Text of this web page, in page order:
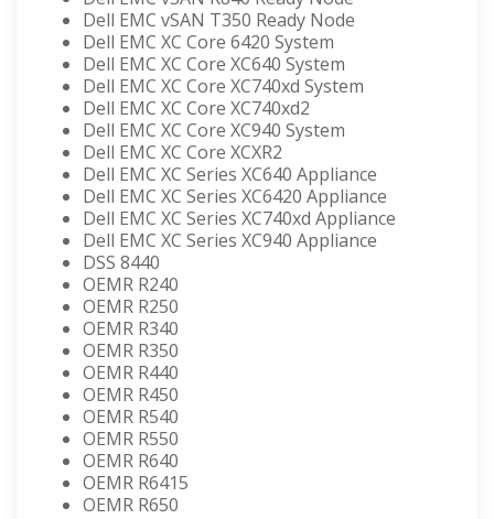
Dell EMC vSAN T350 Ready Node
Dell EMC XC Core 6420 System
Dell EMC XC Core XC640 System
Dell EMC XC Core XC740xd System
Dell EMC XC Core XC740xd2
Dell EMC XC Core XC940 System
Dell EMC XC Core XCXR2
Dell EMC XC Series XC640 Appliance
Dell EMC XC Series XC6420 Appliance
Dell EMC XC Series XC740xd Appliance
Dell EMC XC Series XC940 Appliance
DSS 8440
OEMR R240
OEMR R250
OEMR R340
OEMR R350
OEMR R440
OEMR R450
OEMR R540
OEMR R550
OEMR R640
OEMR R6415
OEMR R650